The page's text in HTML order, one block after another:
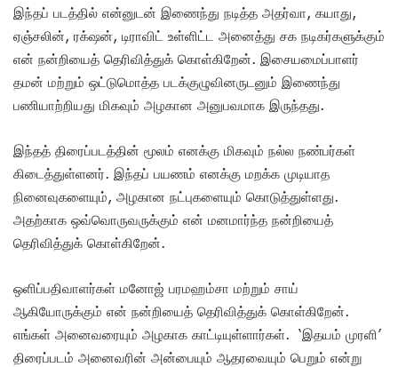
இந்தப் படத்தில் என்னுடன் இணைந்து நடித்த அதர்வா, கயாது,
ஏஞ்சலின், ரக்‌ஷன், டிராவிட் உள்ளிட்ட அனைத்து சக நடிகர்களுக்கும்
என் நன்றியைத் தெரிவித்துக் கொள்கிறேன். இசையமைப்பாளர்
தமன் மற்றும் ஒட்டுமொத்த படக்குழுவினருடனும் இணைந்து
பணியாற்றியது மிகவும் அழகான அனுபவமாக இருந்தது.
இந்தத் திரைப்படத்தின் மூலம் எனக்கு மிகவும் நல்ல நண்பர்கள்
கிடைத்துள்ளனர். இந்தப் பயணம் எனக்கு மறக்க முடியாத
நினைவுகளையும், அழகான நட்புகளையும் கொடுத்துள்ளது.
அதற்காக ஒவ்வொருவருக்கும் என் மனமார்ந்த நன்றியைத்
தெரிவித்துக் கொள்கிறேன்.
ஒளிப்பதிவாளர்கள் மனோஜ் பரமஹம்சா மற்றும் சாய்
ஆகியோருக்கும் என் நன்றியைத் தெரிவித்துக் கொள்கிறேன்.
எங்கள் அனைவரையும் அழகாக காட்டியுள்ளார்கள். ‘இதயம் முரளி’
திரைப்படம் அனைவரின் அன்பையும் ஆதரவையும் பெறும் என்று